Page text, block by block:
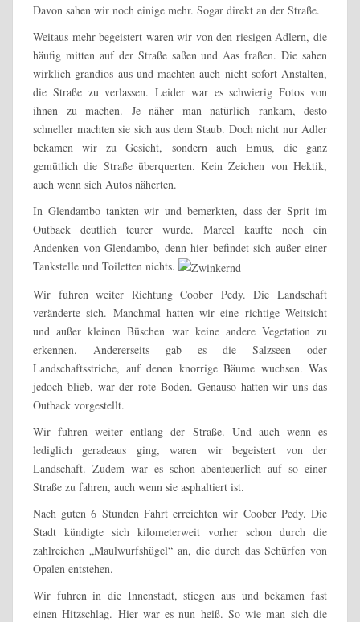
Davon sahen wir noch einige mehr. Sogar direkt an der Straße.
Weitaus mehr begeistert waren wir von den riesigen Adlern, die
häufig mitten auf der Straße saßen und Aas fraßen. Die sahen
wirklich grandios aus und machten auch nicht sofort Anstalten,
die Straße zu verlassen. Leider war es schwierig Fotos von
ihnen zu machen. Je näher man natürlich rankam, desto
schneller machten sie sich aus dem Staub. Doch nicht nur Adler
bekamen wir zu Gesicht, sondern auch Emus, die ganz
gemütlich die Straße überquerten. Kein Zeichen von Hektik,
auch wenn sich Autos näherten.
In Glendambo tankten wir und bemerkten, dass der Sprit im
Outback deutlich teurer wurde. Marcel kaufte noch ein
Andenken von Glendambo, denn hier befindet sich außer einer
Tankstelle und Toiletten nichts.
Wir fuhren weiter Richtung Coober Pedy. Die Landschaft
veränderte sich. Manchmal hatten wir eine richtige Weitsicht
und außer kleinen Büschen war keine andere Vegetation zu
erkennen. Andererseits gab es die Salzseen oder
Landschaftsstriche, auf denen knorrige Bäume wuchsen. Was
jedoch blieb, war der rote Boden. Genauso hatten wir uns das
Outback vorgestellt.
Wir fuhren weiter entlang der Straße. Und auch wenn es
lediglich geradeaus ging, waren wir begeistert von der
Landschaft. Zudem war es schon abenteuerlich auf so einer
Straße zu fahren, auch wenn sie asphaltiert ist.
Nach guten 6 Stunden Fahrt erreichten wir Coober Pedy. Die
Stadt kündigte sich kilometerweit vorher schon durch die
zahlreichen „Maulwurfshügel“ an, die durch das Schürfen von
Opalen entstehen.
Wir fuhren in die Innenstadt, stiegen aus und bekamen fast
einen Hitzschlag. Hier war es nun heiß. So wie man sich die